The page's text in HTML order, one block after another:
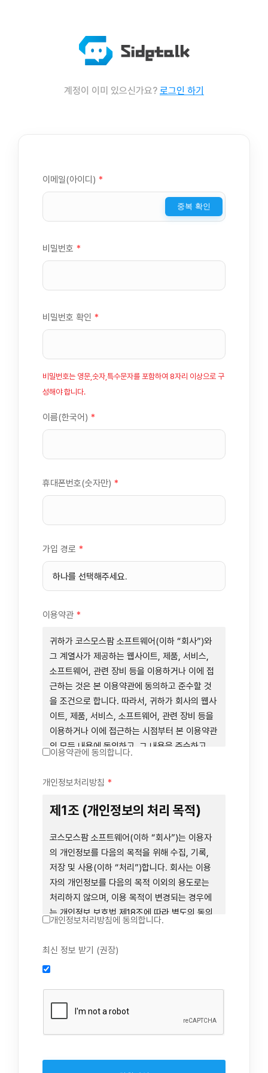
계정이 이미 있으신가요? 로그인 하기
이메일(아이디) *
중복 확인
비밀번호 *
비밀번호 확인 *
비밀번호는 영문,숫자,특수문자를 포함하여 8자리 이상으로 구
성해야 합니다.
이름(한국어) *
휴대폰번호(숫자만) *
가입 경로 *
이용약관 *
귀하가 코스모스팜 소프트웨어(이하 “회사”)와
그 계열사가 제공하는 웹사이트, 제품, 서비스,
소프트웨어, 관련 장비 등을 이용하거나 이에 접
근하는 것은 본 이용약관에 동의하고 준수할 것
을 조건으로 합니다. 따라서, 귀하가 회사의 웹사
이트, 제품, 서비스, 소프트웨어, 관련 장비 등을
이용하거나 이에 접근하는 시점부터 본 이용약관
의 모든 내용에 동의하고, 그 내용을 준수하고,
귀하가 본 이용약관에 동의하지 않을 경우에는
련 장비 등을 이용하거나 이에 접근하는 행위를
즉시 중단하여야 합니다. 그러므로, 서비스 사용
전에 본 이용약관의 내용을 주의 깊게 읽으시기
바랍니다.
제1장 총칙
제1조 (목적)
웹사이트, 관련 소프트웨어 및 장비 등을 통하여
제공하는 "사이드톡" 서비스와 관련하여 회사와
사항을 규정함을 목적으로 합니다.
이용약관에 동의합니다.
개인정보처리방침 *
제1조 (개인정보의 처리 목적)
코스모스팜 소프트웨어(이하 “회사”)는 이용자
의 개인정보를 다음의 목적을 위해 수집, 기록,
저장 및 사용(이하 “처리”)합니다. 회사는 이용
자의 개인정보를 다음의 목적 이외의 용도로는
처리하지 않으며, 이용 목적이 변경되는 경우에
는 개인정보 보호법 제18조에 따라 별도의 동의
를 받는 등 법령상 필요한 조치를 이행합니다.
인 동의 진행, 이용자 및 법정대리인의 본인 확
인, 이용자 식별, 회원탈퇴 의사의 확인
2. 약관 위반 행위 등을 포함하여 서비스의 원활
한 운영에 지장을 주는 행위에 대한 방지 및 제
재, 계정도용 방지, 약관 개정 등의 고지사항 전
달, 분쟁조정을 위한 기록 보존, 민원처리 등 이
3. 서비스 이용기록과 접속 빈도 분석, 서비스 이
개인정보처리방침에 동의합니다.
최신 정보 받기 (권장)